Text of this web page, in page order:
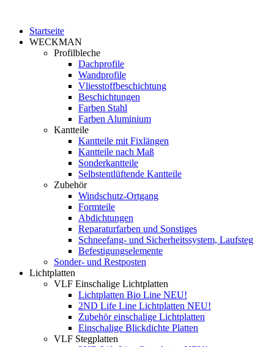
Startseite
WECKMAN
Profilbleche
Dachprofile
Wandprofile
Vliesstoffbeschichtung
Beschichtungen
Farben Stahl
Farben Aluminium
Kantteile
Kantteile mit Fixlängen
Kantteile nach Maß
Sonderkantteile
Selbstentlüftende Kantteile
Zubehör
Windschutz-Ortgang
Formteile
Abdichtungen
Reparaturfarben und Sonstiges
Schneefang- und Sicherheitssystem, Laufsteg
Befestigungselemente
Sonder- und Restposten
Lichtplatten
VLF Einschalige Lichtplatten
Lichtplatten Bio Line NEU!
2ND Life Line Lichtplatten NEU!
Zubehör einschalige Lichtplatten
Einschalige Blickdichte Platten
VLF Stegplatten